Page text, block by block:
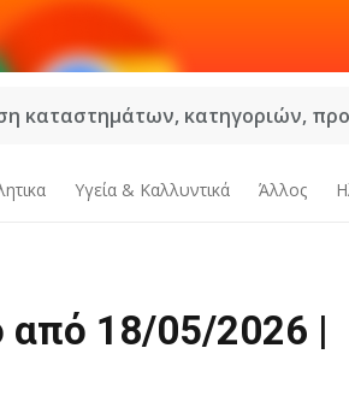
καταστημάτων, κατηγοριών,
Υγεία & Καλλυντικά Άλλος
από 18/05/2026 |